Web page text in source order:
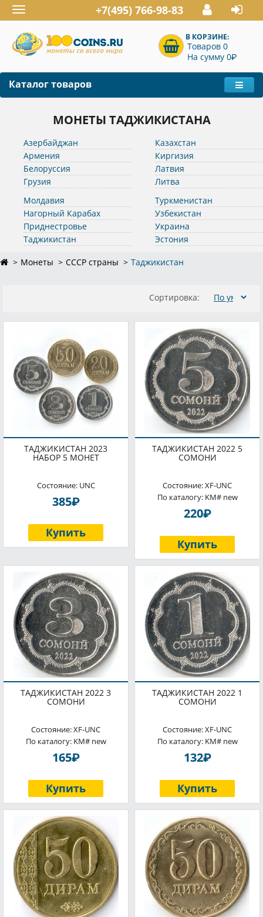
Toggle
navigation
+7(495) 766-98-83
В КОРЗИНЕ:
Товаров 0
На сумму 0P
Каталог товаров
МОНЕТЫ ТАДЖИКИСТАНА
Азербайджан
Армения
Белоруссия
Грузия
Казахстан
Киргизия
Латвия
Литва
Молдавия
Нагорный Карабах
Приднестровье
Таджикистан
Туркменистан
Узбекистан
Украина
Эстония
Монеты СССР страны Таджикистан
Сортировка:
ТАДЖИКИСТАН 2023
НАБОР 5 МОНЕТ
Состояние: UNC
385P
Купить
ТАДЖИКИСТАН 2022 5
СОМОНИ
Состояние: XF-UNC
По каталогу: KM# new
220P
Купить
ТАДЖИКИСТАН 2022 3
СОМОНИ
Состояние: XF-UNC
По каталогу: KM# new
165P
Купить
ТАДЖИКИСТАН 2022 1
СОМОНИ
Состояние: XF-UNC
По каталогу: KM# new
132P
Купить